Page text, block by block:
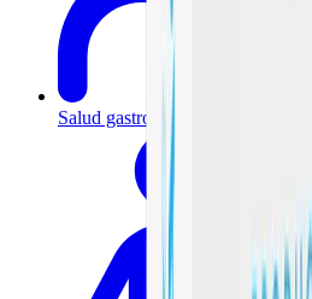
Salud gastrointestinal y metabólica